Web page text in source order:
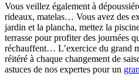
Vous veillez également à
rideaux, matelas… Vous avez des
jardin et la plancha, mettez la
terrasse pour profiter des journées
réchauffent… L’exercice du grand
réitéré à chaque changement de
astuces de nos expertes pour un